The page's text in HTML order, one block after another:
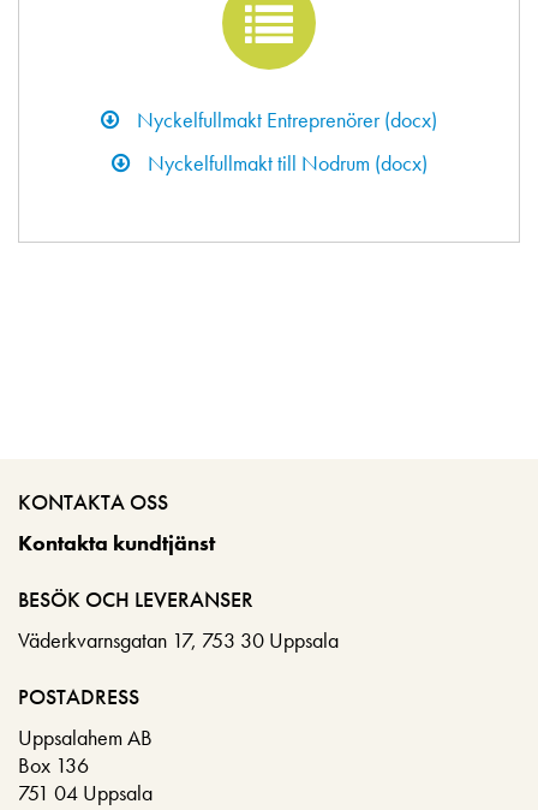
Nyckelfullmakt Entreprenörer (docx)
Nyckelfullmakt till Nodrum (docx)
KONTAKTA OSS
Kontakta kundtjänst
BESÖK OCH LEVERANSER
Väderkvarnsgatan 17, 753 30 Uppsala
POSTADRESS
Uppsalahem AB
Box 136
751 04 Uppsala